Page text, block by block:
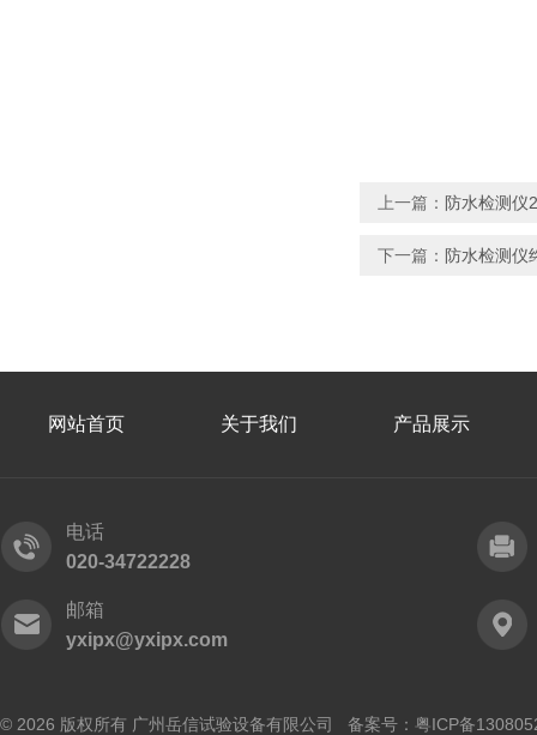
上一篇： 防水检测仪
下一篇： 防水检测仪
网站首页 关于我们 产品展示
电话
020-34722228
邮箱
yxipx@yxipx.com
© 2026 版权所有 广州岳信试验设备有限公司 备案号： 粤ICP备